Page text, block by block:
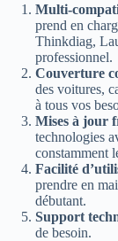
Multi-
prend en
Thinkdiag,
professionnel.
Couverture
des voitures,
à tous vos
Mises à jour
technologies
constamment
Facilité
prendre en
débutant.
Support
de besoin.